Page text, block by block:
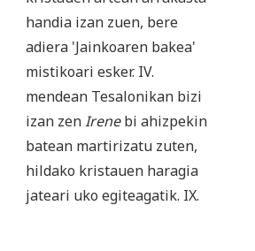
handia izan zuen, bere
adiera 'Jainkoaren bakea'
mistikoari esker. IV.
mendean Tesalonikan bizi
izan zenIrenebi ahizpekin
batean martirizatu zuten,
hildako kristauen haragia
jateari uko egiteagatik. IX.